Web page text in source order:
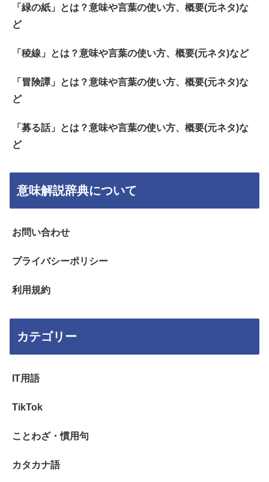
「緑の紙」とは？意味や言葉の使い方、概要(元ネタ)な
ど
「稜線」とは？意味や言葉の使い方、概要(元ネタ)など
「冒険譚」とは？意味や言葉の使い方、概要(元ネタ)な
ど
「募る話」とは？意味や言葉の使い方、概要(元ネタ)な
ど
意味解説辞典について
お問い合わせ
プライバシーポリシー
利用規約
カテゴリー
IT用語
TikTok
ことわざ・慣用句
カタカナ語